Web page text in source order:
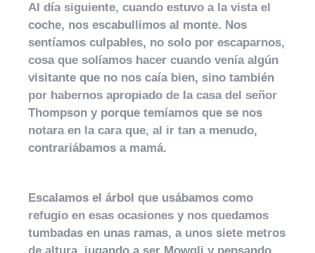
Al día siguiente, cuando estuvo a la vista el
coche, nos escabullimos al monte. Nos
sentíamos culpables, no solo por escaparnos,
cosa que solíamos hacer cuando venía algún
visitante que no nos caía bien, sino también
por habernos apropiado de la casa del señor
Thompson y porque temíamos que se nos
notara en la cara que, al ir tan a menudo,
contrariábamos a mamá.
Escalamos el árbol que usábamos como
refugio en esas ocasiones y nos quedamos
tumbadas en unas ramas, a unos siete metros
de altura, jugando a ser Mowgli y pensando